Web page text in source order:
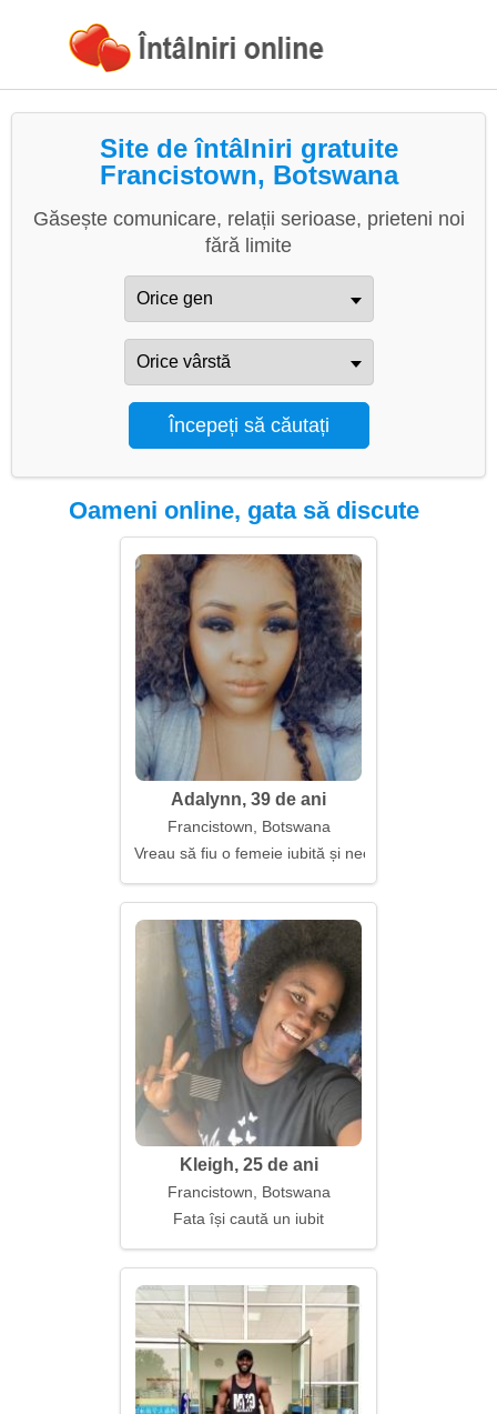
Site de întâlniri gratuite
Francistown, Botswana
Găsește comunicare, relații serioase, prieteni noi
fără limite
Oameni online, gata să discute
Adalynn, 39 de ani
Francistown, Botswana
Vreau să fiu o femeie iubită și necesară
Kleigh, 25 de ani
Francistown, Botswana
Fata își caută un iubit